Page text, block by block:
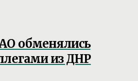
обменялись
из ДНР